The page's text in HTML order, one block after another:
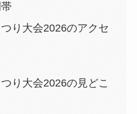
り大会2026のアクセ
り大会2026の見どこ